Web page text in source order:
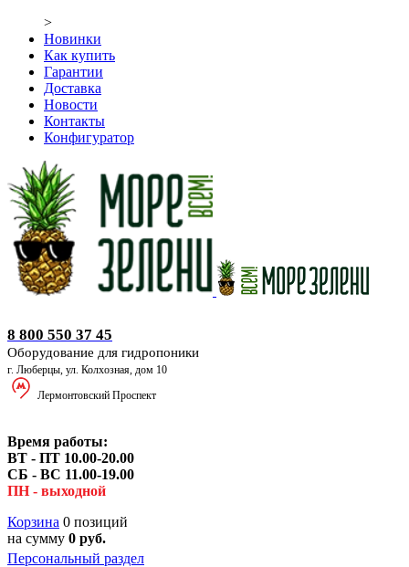
>
Новинки
Как купить
Гарантии
Доставка
Новости
Контакты
Конфигуратор
8 800 550 37 45
Оборудование для гидропоники
г. Люберцы, ул. Колхозная, дом 10
Лермонтовский Проспект
Время работы:
ВТ - ПТ 10.00-20.00
СБ - ВС 11.00-19.00
ПН - выходной
Корзина 0 позиций
на сумму 0 руб.
Персональный раздел